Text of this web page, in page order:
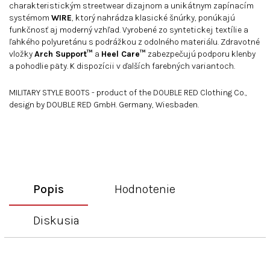
charakteristickým streetwear dizajnom a unikátnym zapínacím
systémom WIRE, ktorý nahrádza klasické šnúrky, ponúkajú
funkčnosť aj moderný vzhľad. Vyrobené zo syntetickej textílie a
ľahkého polyuretánu s podrážkou z odolného materiálu. Zdravotné
vložkyArch Support™ a Heel Care™ zabezpečujú podporu klenby
a pohodlie päty. K dispozícii v ďalších farebných variantoch.
MILITARY STYLE BOOTS - product of the DOUBLE RED Clothing Co.,
design by DOUBLE RED GmbH. Germany, Wiesbaden.
Popis Hodnotenie
Diskusia